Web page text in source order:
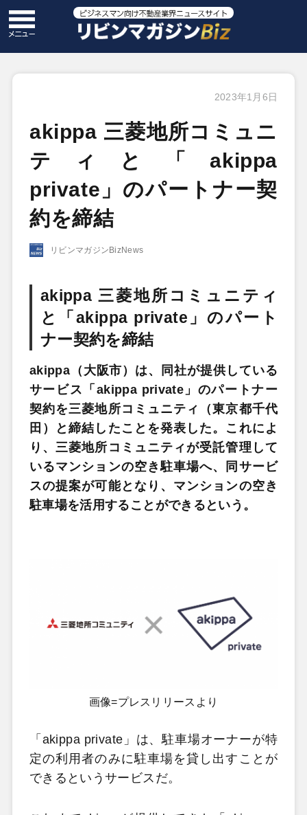
2023年1月6日
akippa 三菱地所コミュニ
ティと「akippa
private」のパートナー契
約を締結
リビンマガジンBizNews
akippa 三菱地所コミュニティ
と「akippa private」のパート
ナー契約を締結
akippa（大阪市）は、同社が提供している
サービス「akippa private」のパートナー
契約を三菱地所コミュニティ（東京都千代
田）と締結したことを発表した。これによ
り、三菱地所コミュニティが受託管理して
いるマンションの空き駐車場へ、同サービ
スの提案が可能となり、マンションの空き
駐車場を活用することができるという。
画像=プレスリリースより
「akippa private」は、駐車場オーナーが特
定の利用者のみに駐車場を貸し出すことが
できるというサービスだ。